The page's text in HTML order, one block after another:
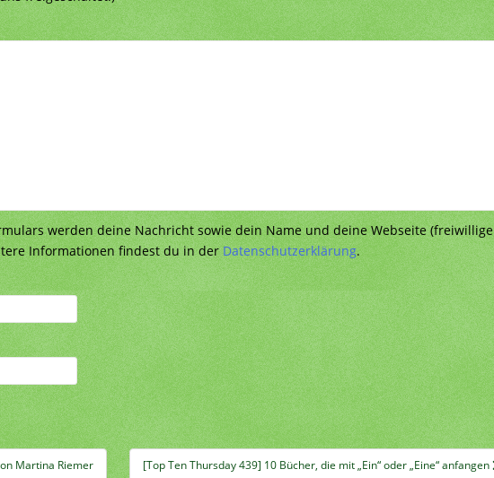
werden deine Nachricht sowie dein Name und deine Webseite (freiwillige
Informationen findest du in derDatenschutzerklärung.
Martina Riemer [Top Ten Thursday 439] 10 Bücher, die mit „Ein“ oder „Eine“ anfangen